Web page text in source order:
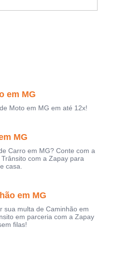
em MG
Moto em MG em até 12x!
MG
Carro em MG? Conte com a
com a Zapay para
casa.
em MG
sua multa de Caminhão em
em parceria com a Zapay
filas!